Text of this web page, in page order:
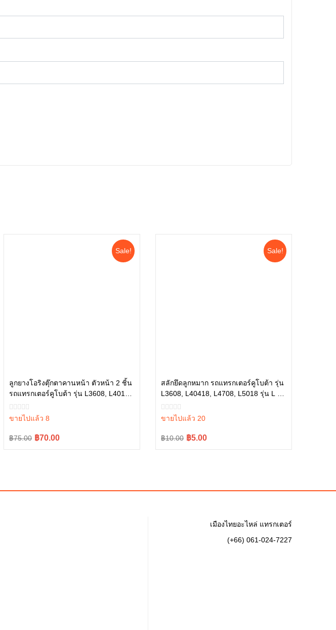
Sale!
ลูกยางโอริงตุ๊กตาคานหน้า ตัวหน้า 2 ชิ้น
รถแทรกเตอร์คูโบต้า รุ่น L3608, L4018,
L4708, L5018 tc402-13680 = 2
ขายไปแล้ว 8
฿75.00
Original฿70.00
Current
หยิบใส่ตะกร้า
Sale!
สลักยึดลูกหมาก รถแทรกเตอร์คูโบต้า รุ่น
L3608, L40418, L4708, L5018 รุ่น L ทุก
รุ่น 05511-50328
ขายไปแล้ว 20
฿10.00
Original฿5.00
Current
หยิบใส่ตะกร้า
เมืองไทยอะไหล่ แทรกเตอร์
(+66) 061-024-7227